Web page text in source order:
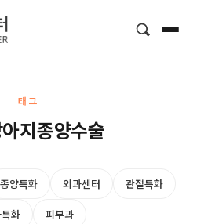
태그
지종양수술
종양특화 외과센터 관절특화
화 피부과